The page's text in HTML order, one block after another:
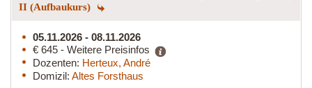
II (Aufbaukurs)
05.11.2026 - 08.11.2026
€ 645 - Weitere Preisinfos
Dozenten: Herteux, André
Domizil: Altes Forsthaus